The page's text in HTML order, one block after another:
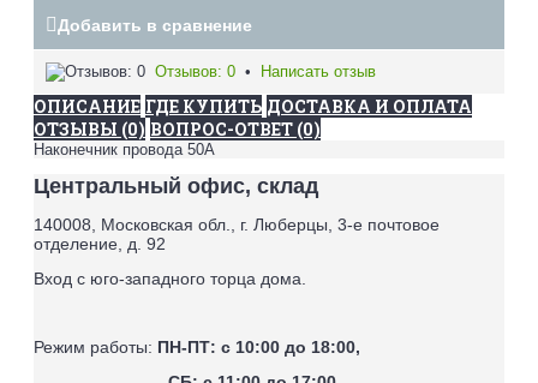
Добавить в сравнение
Отзывов: 0 • Написать отзыв
ОПИСАНИЕ ГДЕ КУПИТЬ ДОСТАВКА И ОПЛАТА
ОТЗЫВЫ (0) ВОПРОС-ОТВЕТ (0)
Наконечник провода 50А
Центральный офис, склад
140008, Московская обл., г. Люберцы, 3-е почтовое
отделение, д. 92
Вход с юго-западного торца дома.
Режим работы: ПН-ПТ: с 10:00 до 18:00,